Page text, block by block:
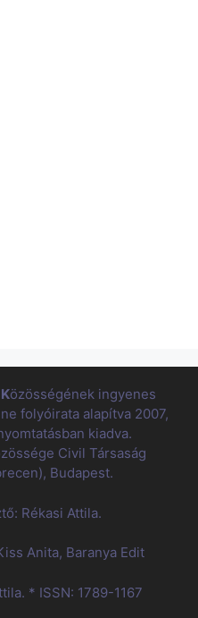
Közösségének ingyenes
folyóirata alapítva 2007,
kiadva.
Civil Társaság
Budapest.
Rékasi Attila.
Anita, Baranya Edit
* ISSN: 1789-1167